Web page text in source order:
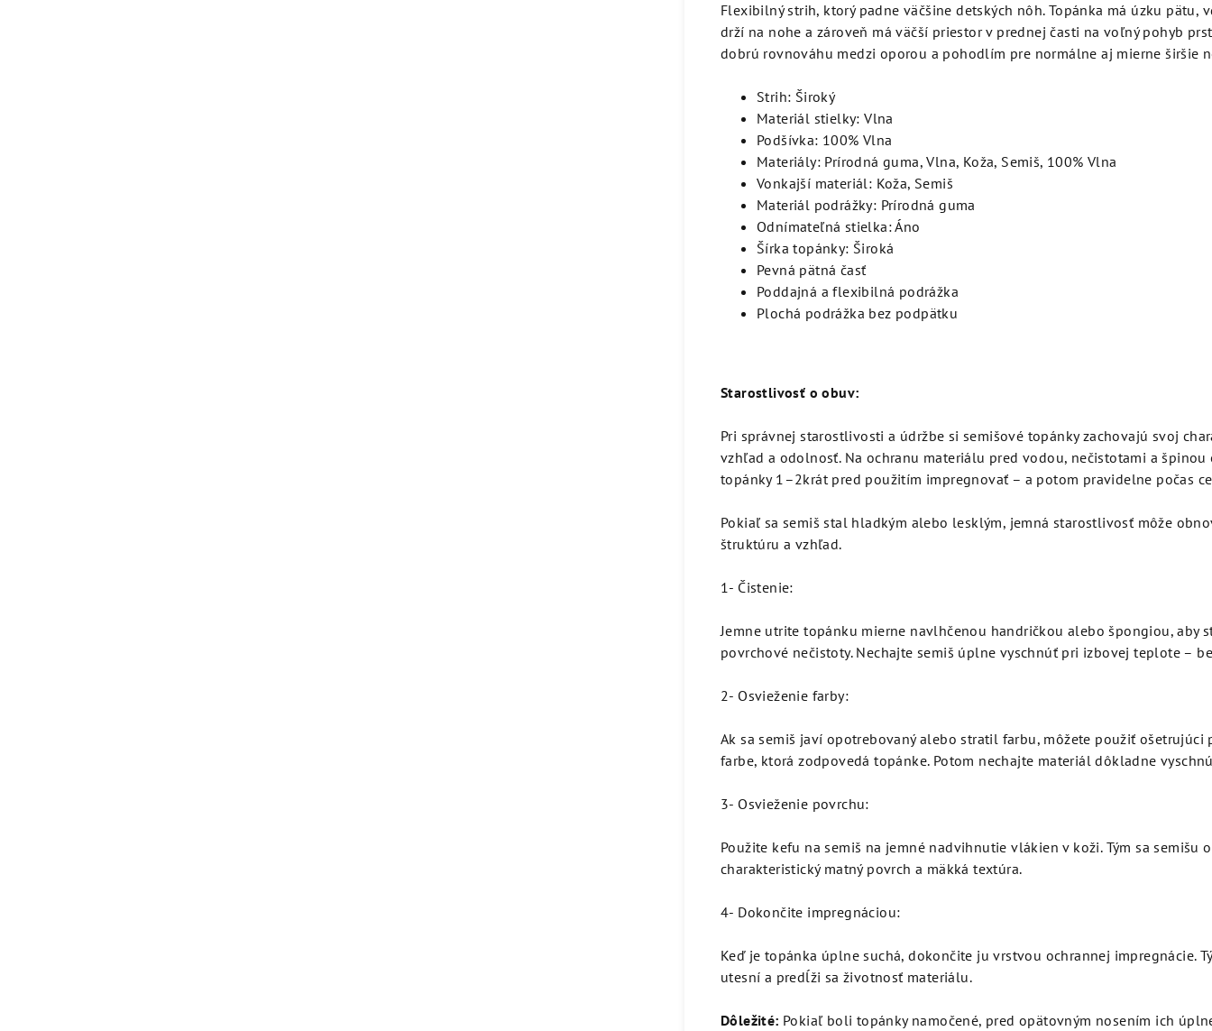
Flexibilný strih, ktorý padne väčšine detských nôh. Topánka má úzku pätu,
drží na nohe a zároveň má väčší priestor v prednej časti na voľný pohyb
dobrú rovnováhu medzi oporou a pohodlím pre normálne aj mierne širšie
Strih: Široký
Materiál stielky: Vlna
Podšívka: 100% Vlna
Materiály: Prírodná guma, Vlna, Koža, Semiš, 100% Vlna
Vonkajší materiál: Koža, Semiš
Materiál podrážky: Prírodná guma
Odnímateľná stielka: Áno
Šírka topánky: Široká
Pevná pätná časť
Poddajná a flexibilná podrážka
Plochá podrážka bez podpätku
Starostlivosť o obuv:
Pri správnej starostlivosti a údržbe si semišové topánky zachovajú svoj
vzhľad a odolnosť. Na ochranu materiálu pred vodou, nečistotami a špinou
topánky 1–2krát pred použitím impregnovať – a potom pravidelne počas
Pokiaľ sa semiš stal hladkým alebo lesklým, jemná starostlivosť môže
štruktúru a vzhľad.
1- Čistenie:
Jemne utrite topánku mierne navlhčenou handričkou alebo špongiou, aby
povrchové nečistoty. Nechajte semiš úplne vyschnúť pri izbovej teplote –
2- Osvieženie farby:
Ak sa semiš javí opotrebovaný alebo stratil farbu, môžete použiť ošetrujúci
farbe, ktorá zodpovedá topánke. Potom nechajte materiál dôkladne
3- Osvieženie povrchu:
Použite kefu na semiš na jemné nadvihnutie vlákien v koži. Tým sa semišu
charakteristický matný povrch a mäkká textúra.
4- Dokončite impregnáciou:
Keď je topánka úplne suchá, dokončite ju vrstvou ochrannej impregnácie.
utesní a predĺži sa životnosť materiálu.
Dôležité: Pokiaľ boli topánky namočené, pred opätovným nosením ich